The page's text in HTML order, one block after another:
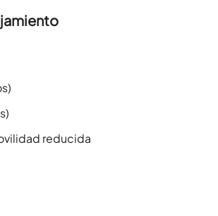
reducida